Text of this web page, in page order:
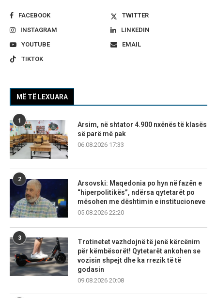
FACEBOOK
TWITTER
INSTAGRAM
LINKEDIN
YOUTUBE
EMAIL
TIKTOK
MË TË LEXUARA
1
Arsim, në shtator 4.900 nxënës të klasës
së parë më pak
06.08.2026 17:33
2
Arsovski: Maqedonia po hyn në fazën e
“hiperpolitikës”, ndërsa qytetarët po
mësohen me dështimin e institucioneve
05.08.2026 22:20
3
Trotinetet vazhdojnë të jenë kërcënim
për këmbësorët! Qytetarët ankohen se
vozisin shpejt dhe ka rrezik të të
godasin
09.08.2026 20:08